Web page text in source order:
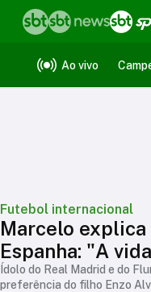
Ao vivo
Futebol internacional
Marcelo
Espanha: "A
Ídolo do Real Madrid e do
preferência do filho Enzo